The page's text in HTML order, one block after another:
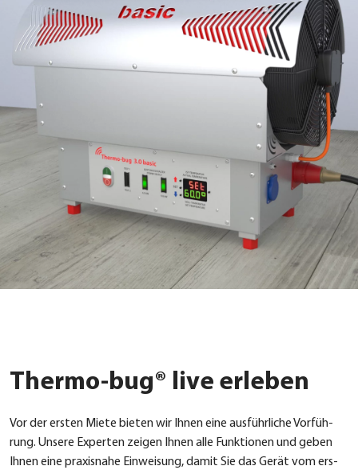
Thermo-bug® live erleben
Vor der ers­ten Mie­te bie­ten wir Ihnen eine aus­führ­li­che Vor­füh­
rung. Unse­re Exper­ten zei­gen Ihnen alle Funk­tio­nen und geben
Ihnen eine pra­xis­na­he Ein­wei­sung, damit Sie das Gerät vom ers­